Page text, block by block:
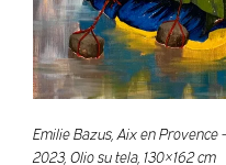
Emilie Bazus, Aix en Provence
2023, Olio su tela, 130×162 cm